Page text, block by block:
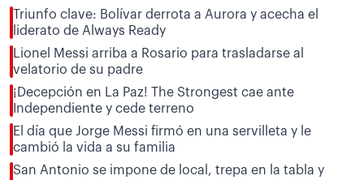
Triunfo clave: Bolívar derrota a Aurora y acecha el
liderato de Always Ready
Lionel Messi arriba a Rosario para trasladarse al
velatorio de su padre
¡Decepción en La Paz! The Strongest cae ante
Independiente y cede terreno
El día que Jorge Messi firmó en una servilleta y le
cambió la vida a su familia
San Antonio se impone de local, trepa en la tabla y